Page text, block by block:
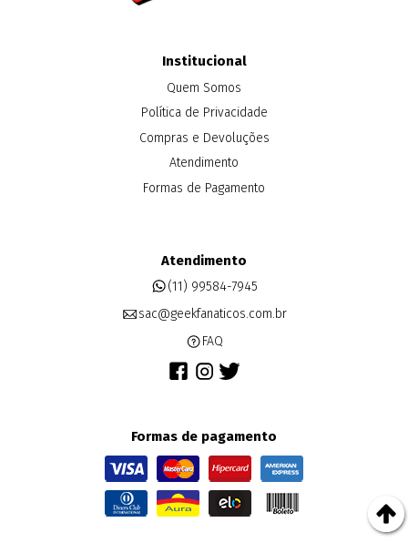
Institucional
Quem Somos
Política de Privacidade
Compras e Devoluções
Atendimento
Formas de Pagamento
Atendimento
(11) 99584-7945
sac@geekfanaticos.com.br
FAQ
Formas de pagamento